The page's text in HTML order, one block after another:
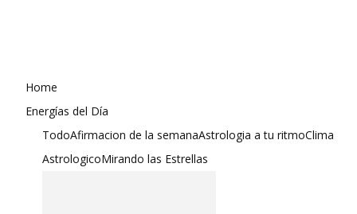
Home
Energías del Día
TodoAfirmacion de la semanaAstrologia a tu ritmoClima
AstrologicoMirando las Estrellas